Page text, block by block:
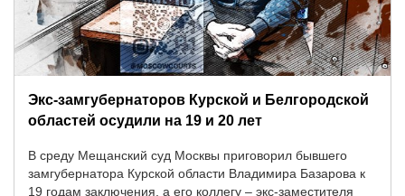
Экс-замгубернаторов Курской и Белгородской
областей осудили на 19 и 20 лет
В среду Мещанский суд Москвы приговорил бывшего
замгубернатора Курской области Владимира Базарова к
19 годам заключения, а его коллегу – экс-заместителя